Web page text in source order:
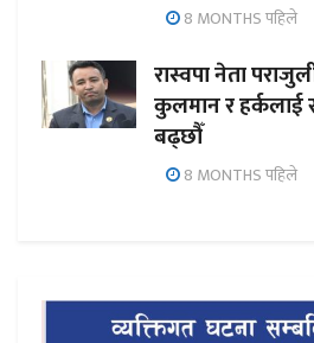
8 MONTHS पहिले
रास्वपा नेता
कुलमान र हर्कलाई
बढ्छौँ
8 MONTHS पहिले